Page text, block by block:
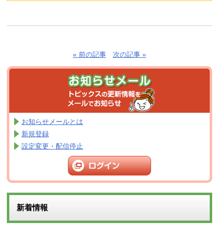
« 前の記事 次の記事 »
お知らせメールとは
新規登録
設定変更・配信停止
新着情報